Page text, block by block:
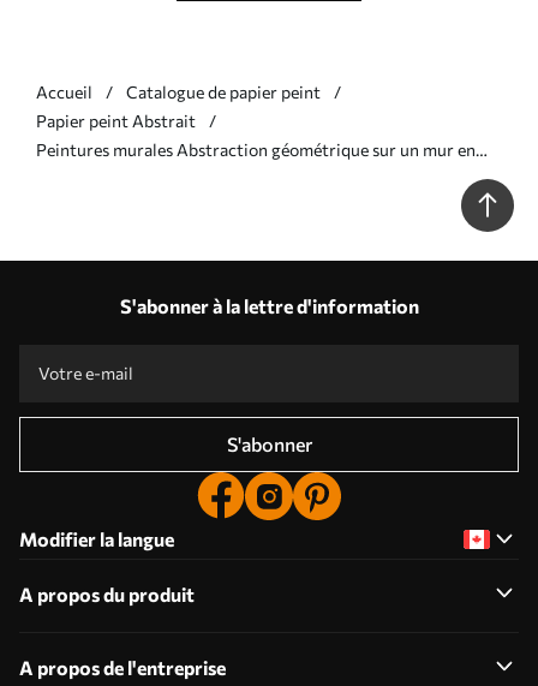
Accueil
Catalogue de papier peint
Papier peint Abstrait
Peintures murales Abstraction géométrique sur un mur en
S'abonner à la lettre d'information
S'abonner
Modifier la langue
A propos du produit
A propos de l'entreprise